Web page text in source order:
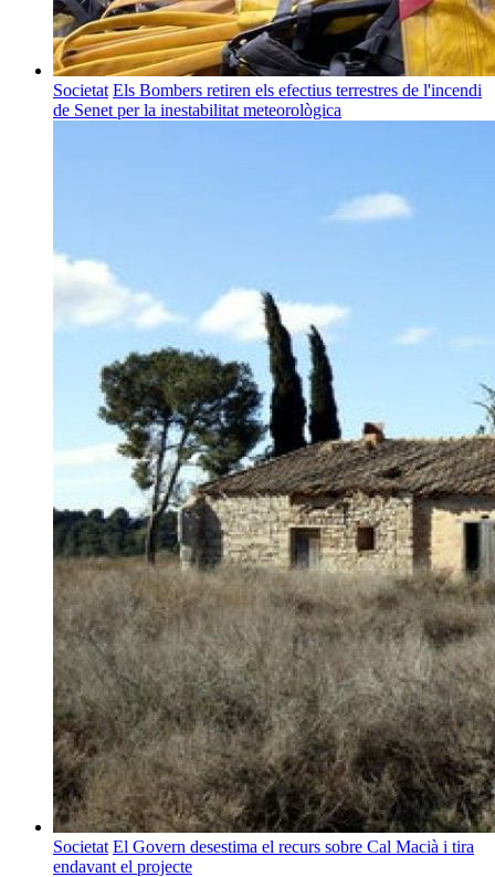
Societat Els Bombers retiren els efectius terrestres de l'incendi
de Senet per la inestabilitat meteorològica
Societat El Govern desestima el recurs sobre Cal Macià i tira
endavant el projecte